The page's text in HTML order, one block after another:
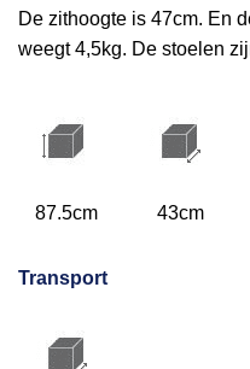
De zithoogte is 47cm. En
weegt 4,5kg. De stoelen
87.5cm 43cm
Transport